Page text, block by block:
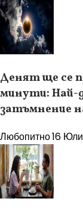
Денят ще се
минути: Най-
затъмнение
Любопитно16